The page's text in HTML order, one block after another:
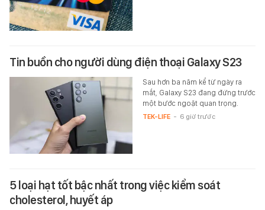
Tin buồn cho người dùng điện thoại Galaxy S23
Sau hơn ba năm kể từ ngày ra
mắt, Galaxy S23 đang đứng trước
một bước ngoặt quan trọng.
TEK-LIFE - 6 giờ trước
5 loại hạt tốt bậc nhất trong việc kiểm soát
cholesterol, huyết áp